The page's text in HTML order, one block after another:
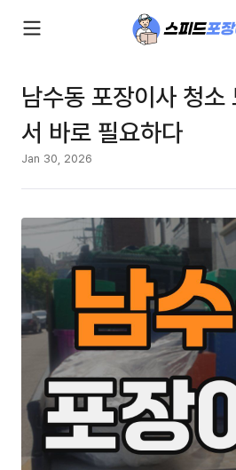
남수동 포장이사 청소
서 바로 필요하다
Jan 30, 2026